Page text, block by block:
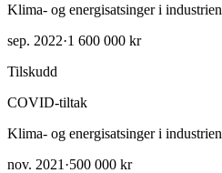
Klima- og energisatsinger i industrien
sep. 2022·1 600 000 kr
Tilskudd
COVID-tiltak
Klima- og energisatsinger i industrien
nov. 2021 ·500 000 kr